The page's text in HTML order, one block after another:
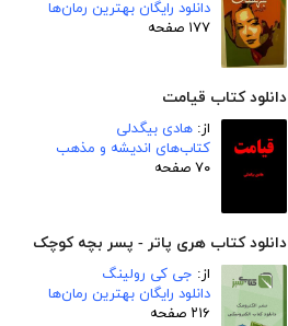
دانلود رایگان بهترین رمان‌ها
۱۷۷ صفحه
دانلود کتاب قیامت
از: هادی بیگدلی
کتاب‌های اندیشه و مذهب
۷۰ صفحه
دانلود کتاب هری پاتر - پسر بچه کوچک
از: جی کی رولینگ
دانلود رایگان بهترین رمان‌ها
۲۱۶ صفحه